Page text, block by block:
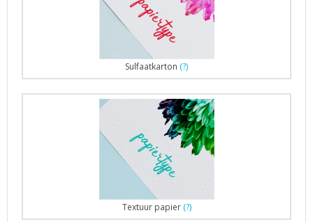
Sulfaatkarton (?)
Textuur papier (?)